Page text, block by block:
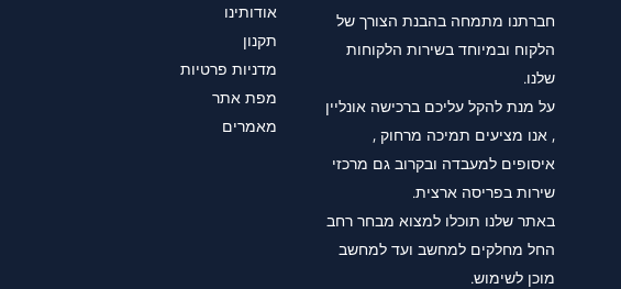
חברתנו מתמחה בהבנת הצורך של
הלקוח ובמיוחד בשירות הלקוחות
שלנו.
על מנת להקל עליכם ברכישה אונליין
, אנו מציעים תמיכה מרחוק ,
איסופים למעבדה ובקרוב גם מרכזי
שירות בפריסה ארצית.
באתר שלנו תוכלו למצוא מבחר רחב
החל מחלקים למחשב ועד למחשב
מוכן לשימוש.
אודותינו
תקנון
מדניות פרטיות
מפת אתר
מאמרים